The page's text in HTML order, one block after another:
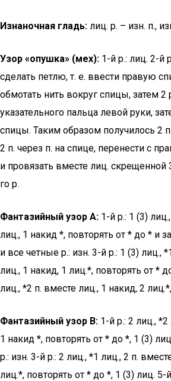
Изнаночная гладь: лиц. р. – изн. п.,
Узор «опушка» (мех): 1-й р.: лиц. 2-й
сделать петлю, т. е. ввести правую
обмотать нить вокруг спицы, затем 2
указательного пальца левой руки,
спицы. Таким образом получилось 2
2 п. через п. на спице, перенести с
и провязать вместе лиц. скрещенной
го р.
Фантазийный узор А: 1-й р.: 1 (3)
лиц., 1 накид *, повторять от * до * и
и все четные р.: изн. 3-й р.: 1 (3) лиц.,
лиц., 1 накид, 1 лиц.*, повторять от *
лиц., *2 п. вместе лиц., 1 накид, 2
Фантазийный узор В: 1-й р.: 2 лиц.,
1 накид *, повторять от * до *, 1 (3)
р.: изн. 3-й р.: 2 лиц., *1 лиц., 2 п.
лиц.*, повторять от * до *, 1 (3) лиц. 5-